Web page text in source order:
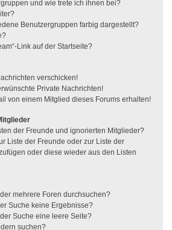
und wie trete ich ihnen bei?
Benutzergruppen farbig dargestellt?
Link auf der Startseite?
verschicken!
Private Nachrichten!
von einem Mitglied dieses Forums erhalten!
der Freunde und ignorierten Mitglieder?
Liste der Freunde oder zur Liste der
oder diese wieder aus den Listen
mehrere Foren durchsuchen?
Suche keine Ergebnisse?
Suche eine leere Seite?
suchen?